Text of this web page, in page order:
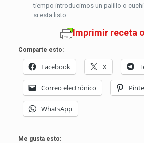
tiempo introducimos un palillo o
si esta listo.
Imprimir receta
Comparte esto:
Facebook X
Correo electrónico
WhatsApp
Me gusta esto: